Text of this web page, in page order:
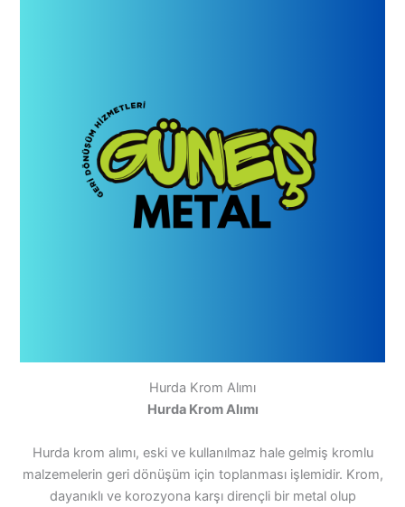
Hurda Krom Alımı
Hurda Krom Alımı
Hurda krom alımı, eski ve kullanılmaz hale gelmiş kromlu
malzemelerin geri dönüşüm için toplanması işlemidir. Krom,
dayanıklı ve korozyona karşı dirençli bir metal olup